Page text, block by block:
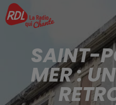
SAINT-
MER :